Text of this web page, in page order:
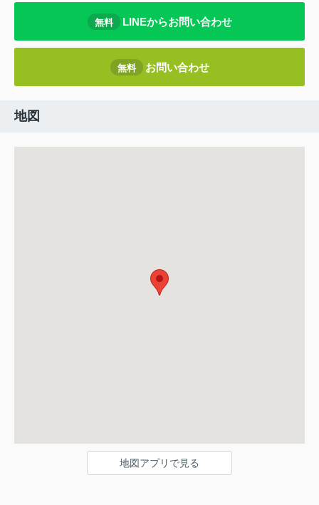
無料 LINEからお問い合わせ
無料 お問い合わせ
地図
地図アプリで見る